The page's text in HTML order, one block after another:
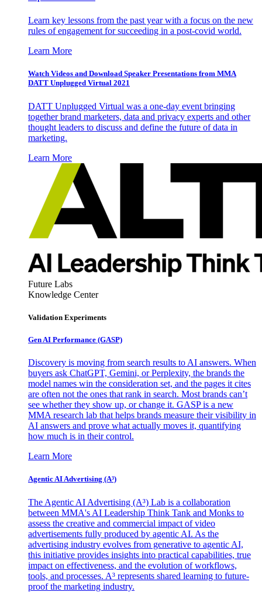
Learn key lessons from the past year with a focus on the new
rules of engagement for succeeding in a post-covid world.
Learn More
Watch Videos and Download Speaker Presentations from MMA
DATT Unplugged Virtual 2021
DATT Unplugged Virtual was a one-day event bringing
together brand marketers, data and privacy experts and other
thought leaders to discuss and define the future of data in
marketing.
Learn More
Future Labs
Knowledge Center
Validation Experiments
Gen AI Performance (GASP)
Discovery is moving from search results to AI answers. When
buyers ask ChatGPT, Gemini, or Perplexity, the brands the
model names win the consideration set, and the pages it cites
are often not the ones that rank in search. Most brands can’t
see whether they show up, or change it. GASP is a new
MMA research lab that helps brands measure their visibility in
AI answers and prove what actually moves it, quantifying
how much is in their control.
Learn More
Agentic AI Advertising (A³)
The Agentic AI Advertising (A³) Lab is a collaboration
between MMA's AI Leadership Think Tank and Monks to
assess the creative and commercial impact of video
advertisements fully produced by agentic AI. As the
advertising industry evolves from generative to agentic AI,
this initiative provides insights into practical capabilities, true
impact on effectiveness, and the evolution of workflows,
tools, and processes. A³ represents shared learning to future-
proof the marketing industry.